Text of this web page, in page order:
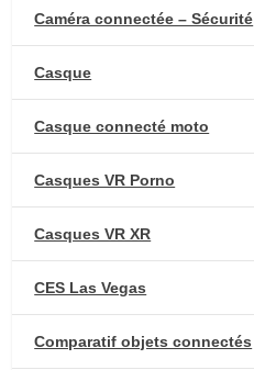
Caméra connectée – Sécurité
Casque
Casque connecté moto
Casques VR Porno
Casques VR XR
CES Las Vegas
Comparatif objets connectés